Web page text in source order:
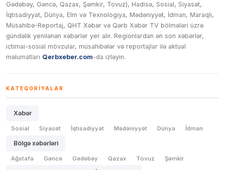
Gədəbəy, Gəncə, Qazax, Şəmkir, Tovuz), Hadisə, Sosial, Siyasət,
İqtisadiyyat, Dünya, Elm və Texnologiya, Mədəniyyət, İdman, Maraqlı,
Müsahibə-Reportaj, QHT Xəbər və Qərb Xəbər TV bölmələri üzrə
gündəlik yenilənən xəbərlər yer alır. Regionlardan ən son xəbərlər,
ictimai-sosial mövzular, müsahibələr və reportajlar ilə aktual
məlumatları Qerbxeber.com-da izləyin.
KATEQORIYALAR
Xəbər
Sosial Siyasət İqtisadiyyat Mədəniyyət Dünya İdman
Bölgə xəbərləri
Ağstafa Gəncə Gədəbəy Qazax Tovuz Şəmkir